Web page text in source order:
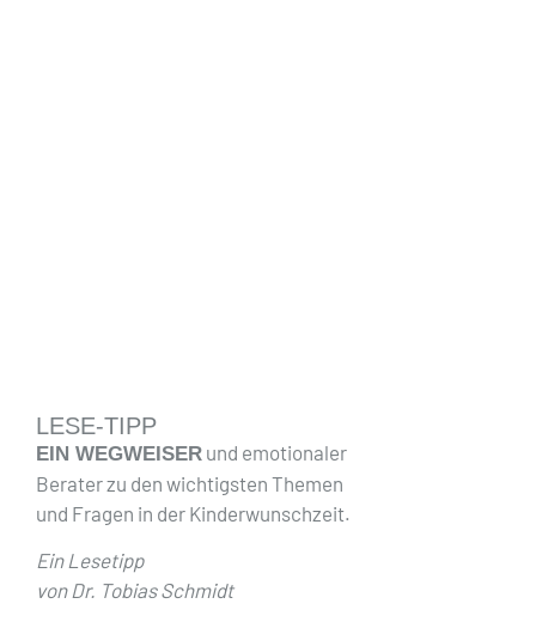
LESE-TIPP
EIN WEGWEISER und emotionaler
Berater zu den wichtigsten Themen
und Fragen in der Kinderwunschzeit.
Ein Lesetipp
von Dr. Tobias Schmidt